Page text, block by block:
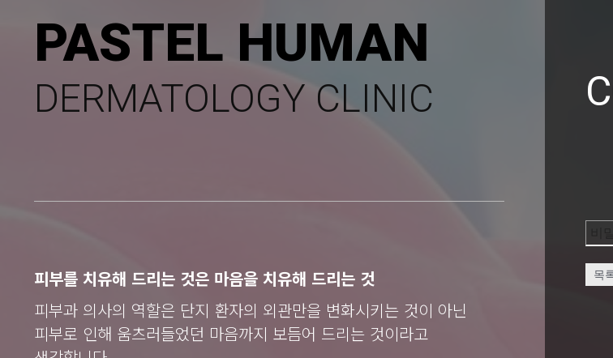
PASTEL HUMAN
DERMATOLOGY CLINIC
피부를 치유해 드리는 것은 마음을 치유해 드리는 것
피부과 의사의 역할은 단지 환자의 외관만을 변화시키는 것이 아닌
피부로 인해 움츠러들었던 마음까지 보듬어 드리는 것이라고
목